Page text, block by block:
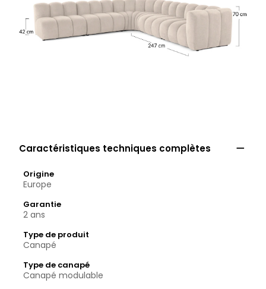
Caractéristiques techniques complètes 
Origine
Europe
Garantie
2 ans
Type de produit
Canapé
Type de canapé
Canapé modulable